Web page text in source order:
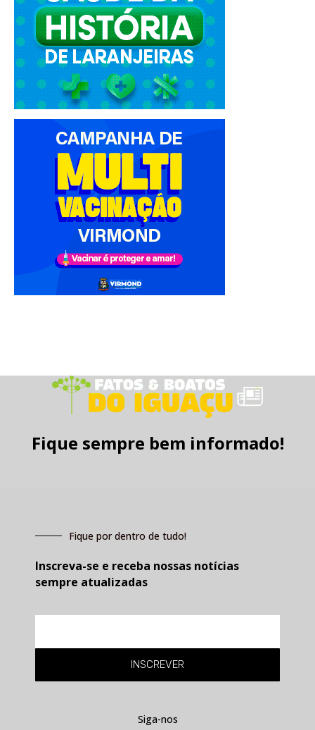
Fique sempre bem informado!
Fique por dentro de tudo!
Inscreva-se e receba nossas notícias
sempre atualizadas
INSCREVER
Siga-nos